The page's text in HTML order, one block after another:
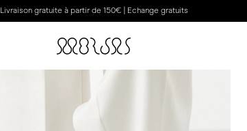
Livraison gratuite à partir de 150€ | Echange gratuits